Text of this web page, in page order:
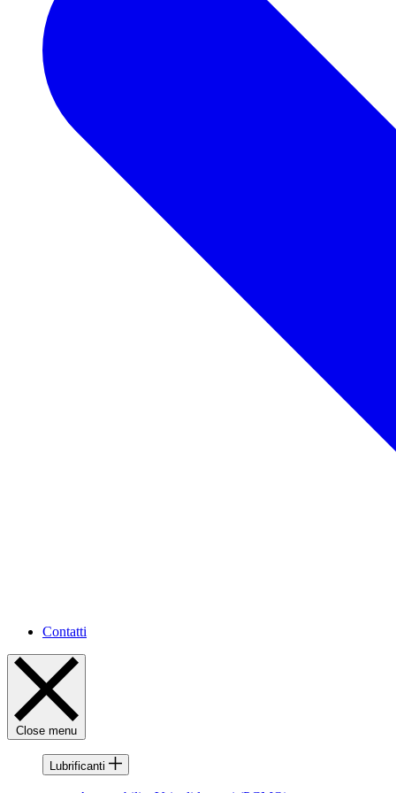
Contatti
Close menu
Lubrificanti